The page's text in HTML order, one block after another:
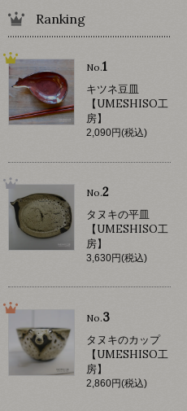
Ranking
No.1
キツネ豆皿
【UMESHISO工
房】
2,090円(税込)
No.2
タヌキの平皿
【UMESHISO工
房】
3,630円(税込)
No.3
タヌキのカップ
【UMESHISO工
房】
2,860円(税込)